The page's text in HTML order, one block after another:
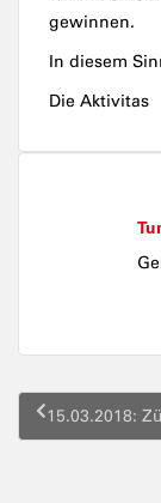
gewinnen.
In diesem
Die Aktivitas
15.03.2018: